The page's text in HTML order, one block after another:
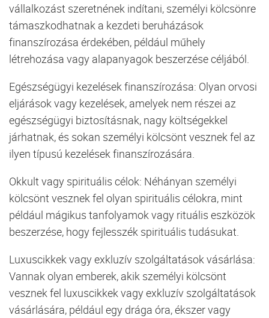
vállalkozást szeretnének indítani, személyi kölcsönre
támaszkodhatnak a kezdeti beruházások
finanszírozása érdekében, például műhely
létrehozása vagy alapanyagok beszerzése céljából.
Egészségügyi kezelések finanszírozása: Olyan orvosi
eljárások vagy kezelések, amelyek nem részei az
egészségügyi biztosításnak, nagy költségekkel
járhatnak, és sokan személyi kölcsönt vesznek fel az
ilyen típusú kezelések finanszírozására.
Okkult vagy spirituális célok: Néhányan személyi
kölcsönt vesznek fel olyan spirituális célokra, mint
például mágikus tanfolyamok vagy rituális eszközök
beszerzése, hogy fejlesszék spirituális tudásukat.
Luxuscikkek vagy exkluzív szolgáltatások vásárlása:
Vannak olyan emberek, akik személyi kölcsönt
vesznek fel luxuscikkek vagy exkluzív szolgáltatások
vásárlására, például egy drága óra, ékszer vagy